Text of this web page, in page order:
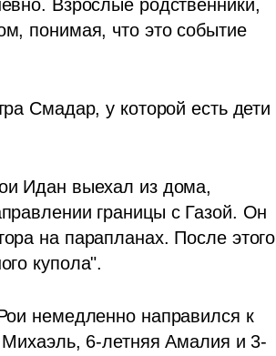
Взрослые родственники,
понимая, что это событие
Смадар, у которой есть дети
Идан выехал из дома,
границы с Газой. Он
на парапланах. После этого
купола".
немедленно направился к
6-летняя Амалия и 3-